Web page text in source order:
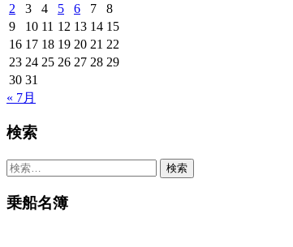
2
3 4 5 6 7
8
9
10 11 12 13 14 15
16 17 18 19 20 21 22
23 24 25 26 27 28 29
30 31
« 7月
検索
検
乗船名簿